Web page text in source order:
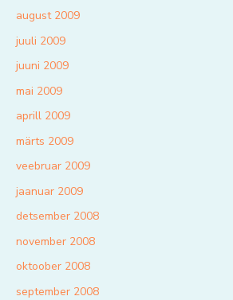
august 2009
juuli 2009
juuni 2009
mai 2009
aprill 2009
märts 2009
veebruar 2009
jaanuar 2009
detsember 2008
november 2008
oktoober 2008
september 2008